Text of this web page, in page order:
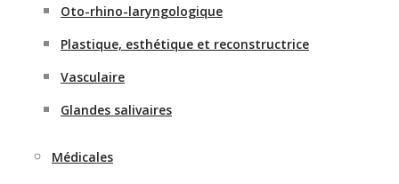
Oto-rhino-laryngologique
Plastique, esthétique et reconstructrice
Vasculaire
Glandes salivaires
Médicales